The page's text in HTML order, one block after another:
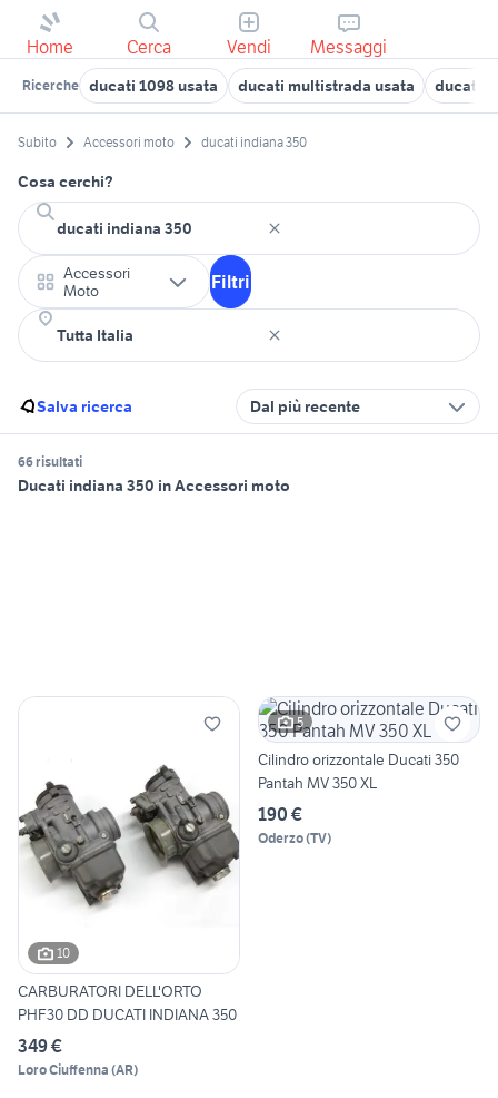
Home Cerca Vendi Messaggi
Ricerche ducati 1098 usata ducati multistrada usata ducati
Subito Accessori moto ducati indiana 350
Cosa cerchi?
Accessori
Moto
Filtri
Salva ricerca Dal più recente
66 risultati
Ducati indiana 350 in Accessori moto
10
CARBURATORI DELL'ORTO
PHF30 DD DUCATI INDIANA 350
349 €
Loro Ciuffenna (AR)
5
Cilindro orizzontale Ducati 350
Pantah MV 350 XL
190 €
Oderzo(TV)